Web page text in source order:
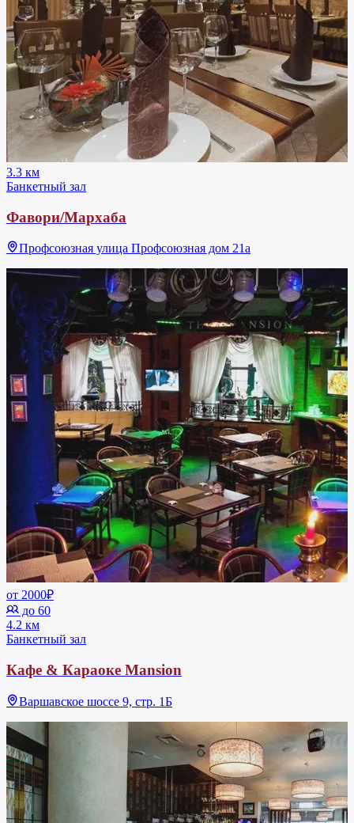
3.3 км
Банкетный зал
Фавори/Мархаба
Профсоюзная улица Профсоюзная дом 21а
от 2000₽
до 60
4.2 км
Банкетный зал
Кафе & Караоке Mansion
Варшавское шоссе 9, стр. 1Б